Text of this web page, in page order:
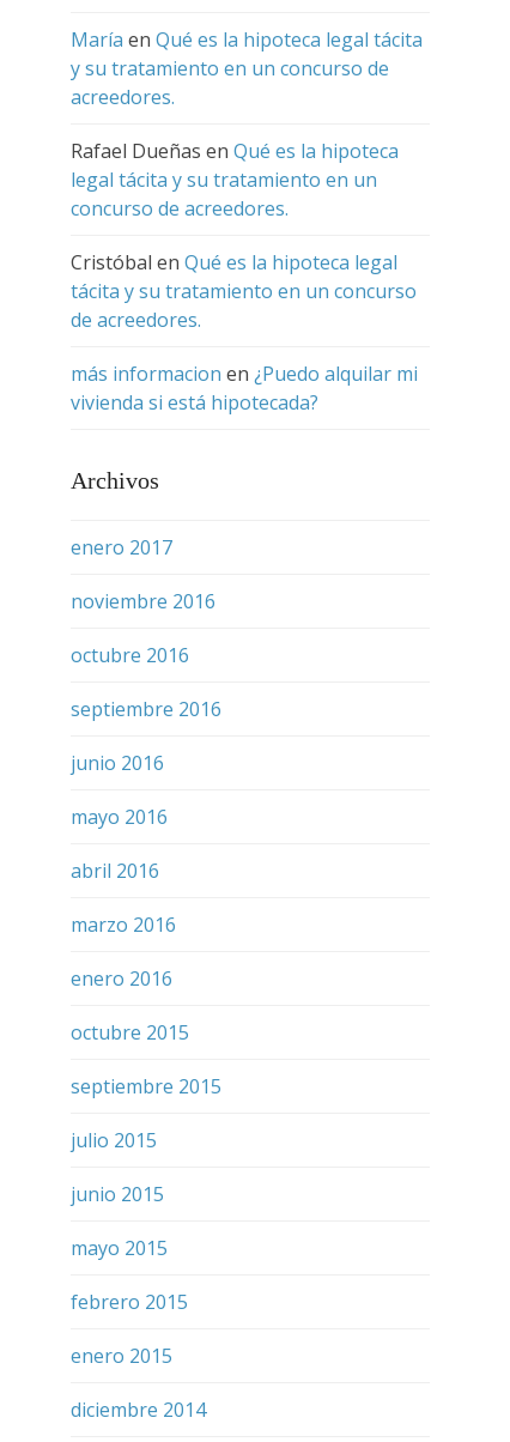
María en Qué es la hipoteca legal tácita
y su tratamiento en un concurso de
acreedores.
Rafael Dueñas en Qué es la hipoteca
legal tácita y su tratamiento en un
concurso de acreedores.
Cristóbal en Qué es la hipoteca legal
tácita y su tratamiento en un concurso
de acreedores.
más informacion en ¿Puedo alquilar mi
vivienda si está hipotecada?
Archivos
enero 2017
noviembre 2016
octubre 2016
septiembre 2016
junio 2016
mayo 2016
abril 2016
marzo 2016
enero 2016
octubre 2015
septiembre 2015
julio 2015
junio 2015
mayo 2015
febrero 2015
enero 2015
diciembre 2014